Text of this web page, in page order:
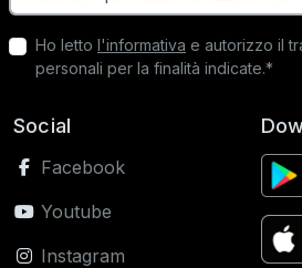
Ho letto l'informativa e autorizzo il
personali per la finalità indicate.*
Social
Facebook
Youtube
Instagram